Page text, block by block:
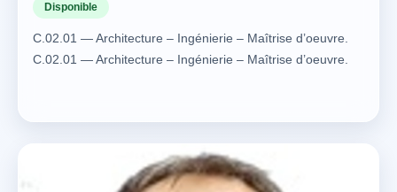
Disponible
C.02.01 — Architecture – Ingénierie – Maîtrise d’oeuvre.
C.02.01 — Architecture – Ingénierie – Maîtrise d’oeuvre.